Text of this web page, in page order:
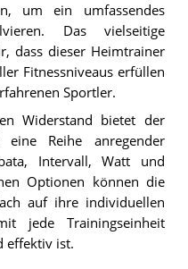
um ein umfassendes
Das vielseitige
dass dieser Heimtrainer
Fitnessniveaus erfüllen
Sportler.
Widerstand bietet der
eine Reihe anregender
Intervall, Watt und
Optionen können die
auf ihre individuellen
jede Trainingseinheit
effektiv ist.